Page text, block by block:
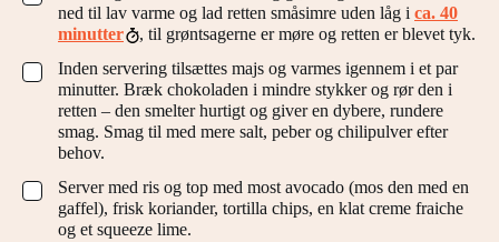
ned til lav varme og lad retten småsimre uden låg i ca. 40
minutter
, til grøntsagerne er møre og retten er blevet tyk.
▢
Inden servering tilsættes majs og varmes igennem i et par
minutter. Bræk chokoladen i mindre stykker og rør den i
retten – den smelter hurtigt og giver en dybere, rundere
smag. Smag til med mere salt, peber og chilipulver efter
behov.
▢
Server med ris og top med most avocado (mos den med en
gaffel), frisk koriander, tortilla chips, en klat creme fraiche
og et squeeze lime.